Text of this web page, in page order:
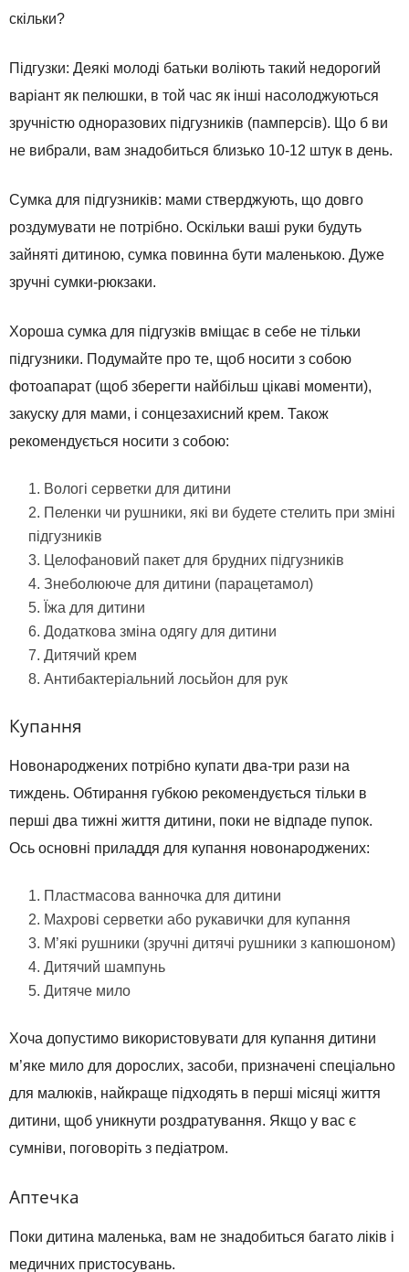
скільки?
Підгузки: Деякі молоді батьки воліють такий недорогий
варіант як пелюшки, в той час як інші насолоджуються
зручністю одноразових підгузників (памперсів). Що б ви
не вибрали, вам знадобиться близько 10-12 штук в день.
Сумка для підгузників: мами стверджують, що довго
роздумувати не потрібно. Оскільки ваші руки будуть
зайняті дитиною, сумка повинна бути маленькою. Дуже
зручні сумки-рюкзаки.
Хороша сумка для підгузків вміщає в себе не тільки
підгузники. Подумайте про те, щоб носити з собою
фотоапарат (щоб зберегти найбільш цікаві моменти),
закуску для мами, і сонцезахисний крем. Також
рекомендується носити з собою:
Вологі серветки для дитини
Пеленки чи рушники, які ви будете стелить при зміні
підгузників
Целофановий пакет для брудних підгузників
Знеболююче для дитини (парацетамол)
Їжа для дитини
Додаткова зміна одягу для дитини
Дитячий крем
Антибактеріальний лосьйон для рук
Купання
Новонароджених потрібно купати два-три рази на
тиждень. Обтирання губкою рекомендується тільки в
перші два тижні життя дитини, поки не відпаде пупок.
Ось основні приладдя для купання новонароджених:
Пластмасова ванночка для дитини
Махрові серветки або рукавички для купання
М’які рушники (зручні дитячі рушники з капюшоном)
Дитячий шампунь
Дитяче мило
Хоча допустимо використовувати для купання дитини
м’яке мило для дорослих, засоби, призначені спеціально
для малюків, найкраще підходять в перші місяці життя
дитини, щоб уникнути роздратування. Якщо у вас є
сумніви, поговоріть з педіатром.
Аптечка
Поки дитина маленька, вам не знадобиться багато ліків і
медичних пристосувань.